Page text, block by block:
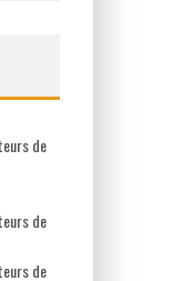
de
de
de